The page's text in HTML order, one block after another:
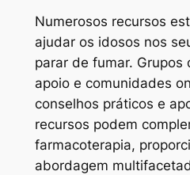
Numerosos recursos
ajudar os idosos nos
parar de fumar. Grupos
apoio e comunidades
conselhos práticos e
recursos podem
farmacoterapia,
abordagem